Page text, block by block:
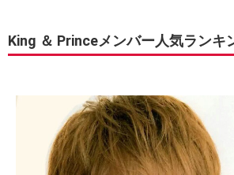
King ＆ Princeメンバー人気ランキ